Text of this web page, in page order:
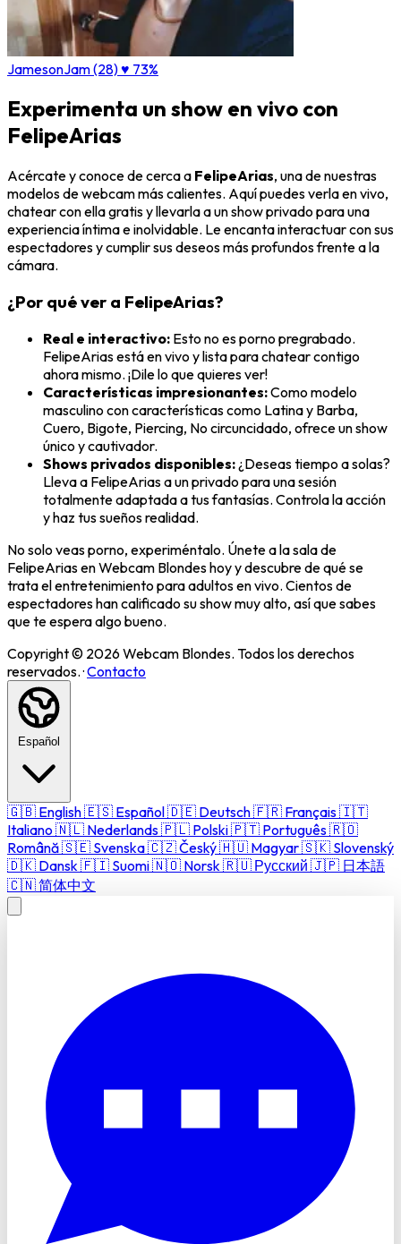
JamesonJam (28)♥ 73%
Experimenta un show en vivo con
FelipeArias
Acércate y conoce de cerca a FelipeArias, una de nuestras
modelos de webcam más calientes. Aquí puedes verla en vivo,
chatear con ella gratis y llevarla a un show privado para una
experiencia íntima e inolvidable. Le encanta interactuar con sus
espectadores y cumplir sus deseos más profundos frente a la
cámara.
¿Por qué ver a FelipeArias?
Real e interactivo: Esto no es porno pregrabado.
FelipeArias está en vivo y lista para chatear contigo
ahora mismo. ¡Dile lo que quieres ver!
Características impresionantes:Como modelo
masculino con características como Latina y Barba,
Cuero, Bigote, Piercing, No circuncidado, ofrece un show
único y cautivador.
Shows privados disponibles: ¿Deseas tiempo a solas?
Lleva a FelipeArias a un privado para una sesión
totalmente adaptada a tus fantasías. Controla la acción
y haz tus sueños realidad.
No solo veas porno, experiméntalo. Únete a la sala de
FelipeArias en Webcam Blondes hoy y descubre de qué se
trata el entretenimiento para adultos en vivo. Cientos de
espectadores han calificado su show muy alto, así que sabes
que te espera algo bueno.
Copyright © 2026 Webcam Blondes. Todos los derechos
reservados. ·Contacto
Español
🇬🇧 English🇪🇸 Español🇩🇪 Deutsch🇫🇷 Français🇮🇹
Italiano 🇳🇱 Nederlands🇵🇱 Polski🇵🇹 Português🇷🇴
Română🇸🇪 Svenska🇨🇿Český🇭🇺 Magyar🇸🇰 Slovenský
🇩🇰 Dansk 🇫🇮 Suomi🇳🇴 Norsk 🇷🇺 Русский 🇯🇵 日本語
🇨🇳简体中文